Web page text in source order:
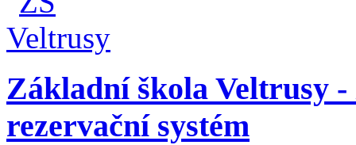
Základní škola Veltrusy
rezervační systém